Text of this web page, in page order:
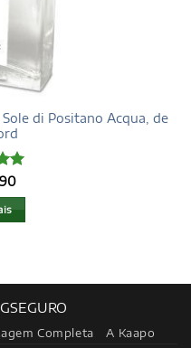
di Positano Acqua, de
5
Completa A Kaapo